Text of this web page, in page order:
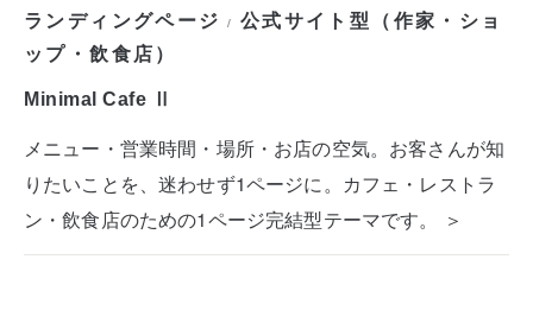
ランディングページ / 公式サイト型（作家・ショ
ップ・飲食店）
Minimal Cafe Ⅱ
メニュー・営業時間・場所・お店の空気。お客さんが知
りたいことを、迷わせず1ページに。カフェ・レストラ
ン・飲食店のための1ページ完結型テーマです。 ＞